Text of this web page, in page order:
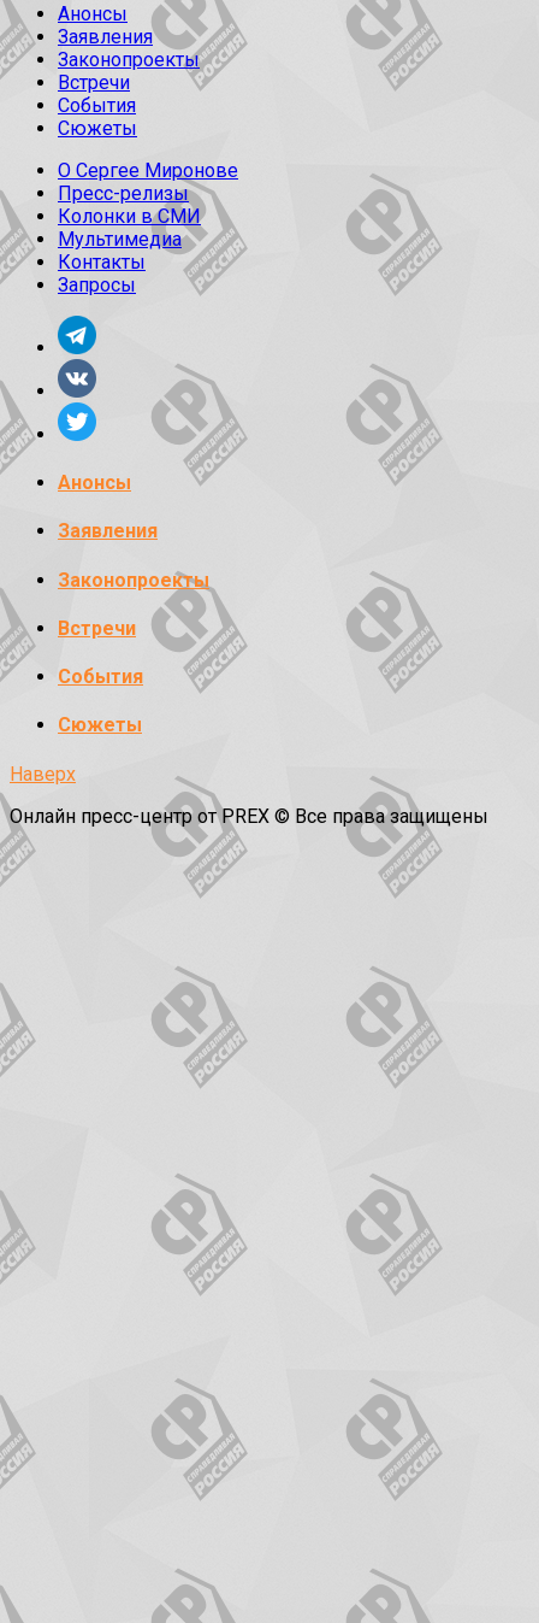
Анонсы
Заявления
Законопроекты
Встречи
События
Сюжеты
О Сергее Миронове
Пресс-релизы
Колонки в СМИ
Мультимедиа
Контакты
Запросы
Анонсы
Заявления
Законопроекты
Встречи
События
Сюжеты
Наверх
Онлайн пресс-центр от PREX © Все права защищены